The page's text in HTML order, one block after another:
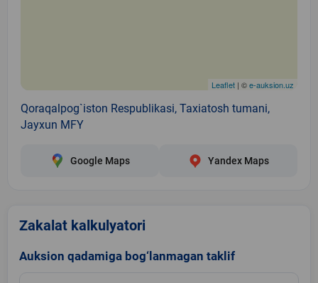
Leaflet | ©e-auksion.uz
Qoraqalpog`iston Respublikasi, Taxiatosh tumani,
Jayxun MFY
Google Maps Yandex Maps
Zakalat kalkulyatori
Auksion qadamiga bog‘lanmagan taklif